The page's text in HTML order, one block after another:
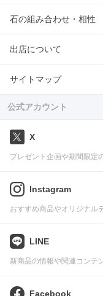
石の組み合わせ・相性
出店について
サイトマップ
公式アカウント
X
プレゼント企画や期間限定
Instagram
おすすめ商品やオリジナル
LINE
新商品の情報や関連コンテ
Facebook